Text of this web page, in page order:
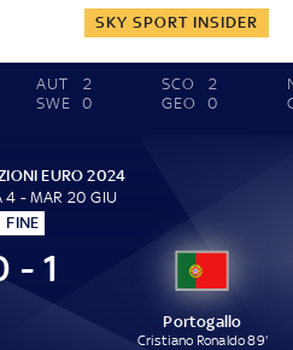
SKY SPORT INSIDER
AUT
2
SWE
0
SCO
2
GEO
0
EURO 2024
4 - MAR 20 GIU
FINE
- 1
Portogallo
Cristiano Ronaldo 89'